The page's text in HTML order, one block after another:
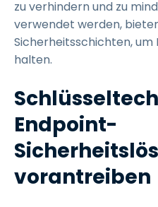
zu verhindern und zu
verwendet werden,
Sicherheitsschichten, um
halten.
Endpoint-
vorantreiben